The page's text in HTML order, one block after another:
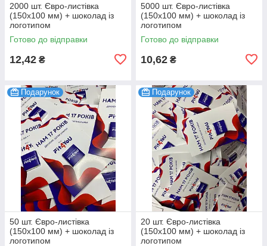
2000 шт. Євро-листівка
(150х100 мм) + шоколад із
логотипом
Готово до відправки
12,42 ₴
5000 шт. Євро-листівка
(150х100 мм) + шоколад із
логотипом
Готово до відправки
10,62 ₴
Подарунок
50 шт. Євро-листівка
(150х100 мм) + шоколад із
логотипом
Подарунок
20 шт. Євро-листівка
(150х100 мм) + шоколад із
логотипом